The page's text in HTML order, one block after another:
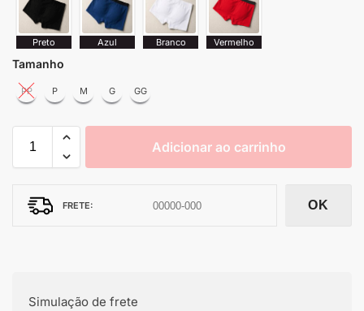
Tamanho
PP P M G GG
Adicionar ao carrinho
OK
Simulação de frete